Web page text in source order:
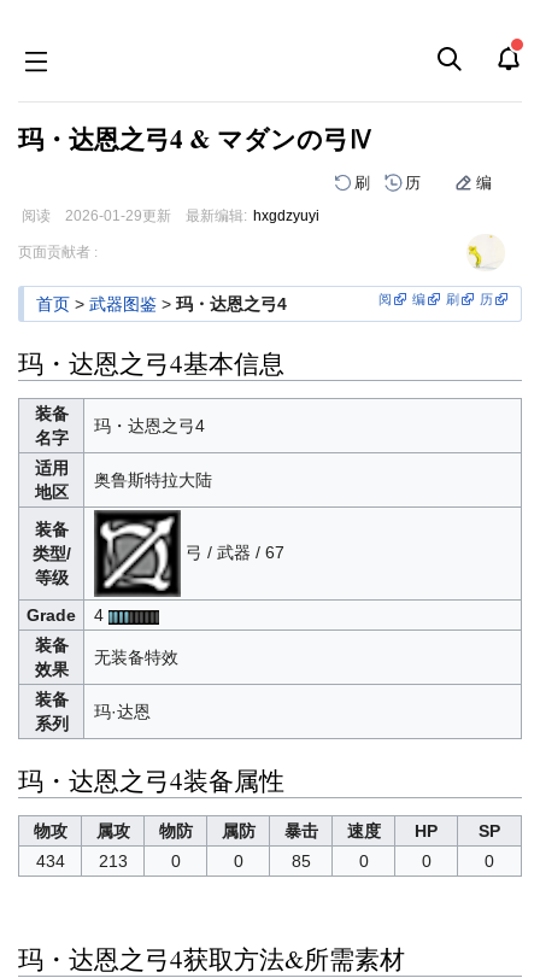
玛・达恩之弓4 & マダンの弓Ⅳ
刷 历 编
阅读 2026-01-29更新 最新编辑: hxgdzyuyi
跳
到
导
跳
到
搜
页面贡献者 :
首页 > 武器图鉴 > 玛・达恩之弓4 阅 编 刷 历
玛・达恩之弓4基本信息
装备
名字
玛・达恩之弓4
适用
地区
奥鲁斯特拉大陆
装备
类型/
等级
弓 / 武器 / 67
Grade
4
装备
效果
无装备特效
装备
系列
玛·达恩
玛・达恩之弓4装备属性
物攻 属攻 物防 属防 暴击 速度 HP
SP
434
213 0 0 85 0 0 0
玛・达恩之弓4获取方法&所需素材